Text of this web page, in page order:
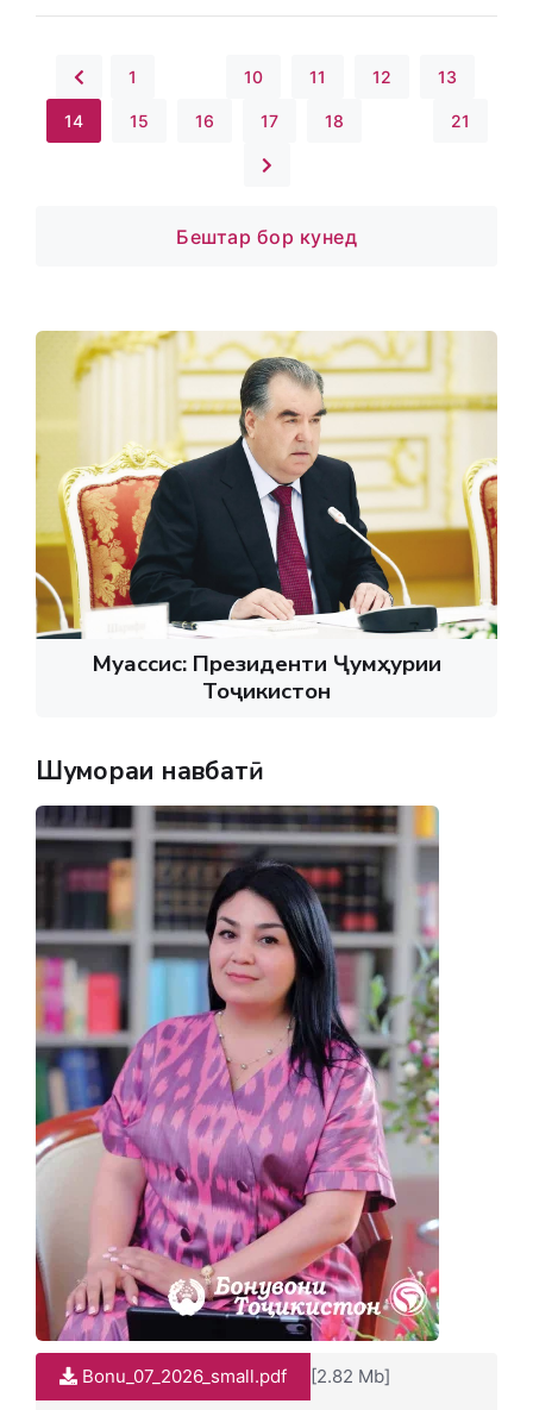
1 10 11 12 13
14 15 16 17 18 21
Бештар бор кунед
Муассис: Президенти Ҷумҳурии
Тоҷикистон
Шумораи навбатӣ
Bonu_07_2026_small.pdf [2.82 Mb]